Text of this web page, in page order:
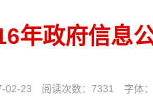
年政府信息
02-23 阅读次数： 7331 字体